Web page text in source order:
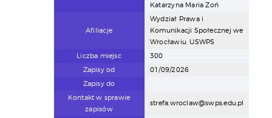
Katarzyna Maria Zoń
Afiliacje
Wydział Prawa i
Komunikacji Społecznej we
Wrocławiu, USWPS
Liczba miejsc
300
Zapisy od
01/09/2026
Zapisy do
Kontakt w sprawie
zapisów
strefa.wroclaw@swps.edu.pl